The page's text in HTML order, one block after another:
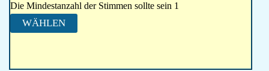
Die Mindestanzahl der Stimmen sollte sein 1